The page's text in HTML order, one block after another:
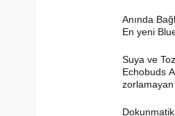
Anında
En yeni
Suya ve
Echobuds
zorlamayan